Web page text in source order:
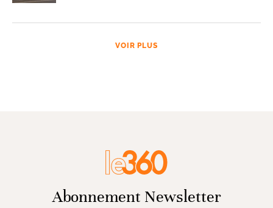
VOIR PLUS
Abonnement Newsletter